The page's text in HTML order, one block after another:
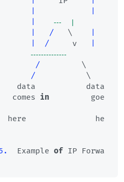
---     |
/
   \
/
     v
--------------
/
         \
/
           \
                      comes
in
         goe
  Example
of IP Forwa